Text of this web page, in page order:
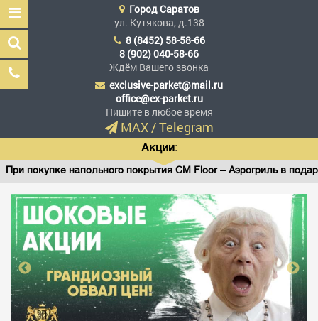
Эксклюзив Паркет
Мы сделали эксклюзив
доступным
ГЛАВНАЯ
АССОРТИМЕНТ
ГородСаратов
ул. Кутякова, д.138
8 (8452) 58-58-66
8 (902) 040-58-66
Ждём Вашего звонка
exclusive-parket@mail.ru
office@ex-parket.ru
Пишите в любое время
MAX/Telegram
Акции:
покупке напольного покрытия CM Floor – Аэрогриль в